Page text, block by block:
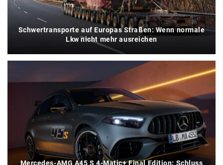
Schwertransporte auf Europas Straßen: Wenn normale
Lkw nicht mehr ausreichen
Mercedes-AMG A45 S 4-Matic+ Final Edition: Schluss